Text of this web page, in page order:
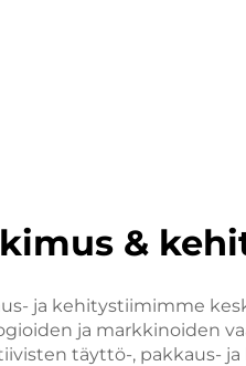
&
ja kehitystiimimme
ja markkinoiden
täyttö-, pakkaus-